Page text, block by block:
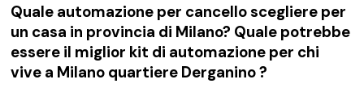
Quale automazione per cancello scegliere per
un casa in provincia di Milano? Quale potrebbe
essere il miglior kit di automazione per chi
vive a Milano quartiere Derganino?